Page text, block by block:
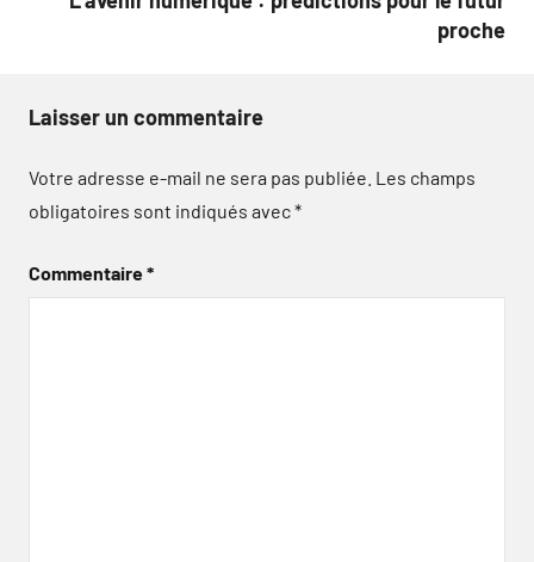
proche
Laisser un commentaire
Votre adresse e-mail ne sera pas publiée. Les champs
obligatoires sont indiqués avec*
Commentaire*